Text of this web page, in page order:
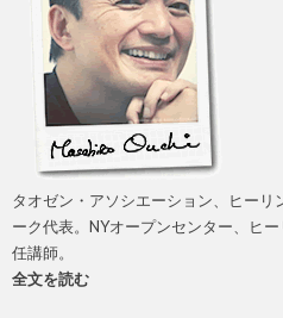
タオゼン・アソシエーション、ヒーリ
ーク代表。NYオープンセンター、ヒ
任講師。
全文を読む